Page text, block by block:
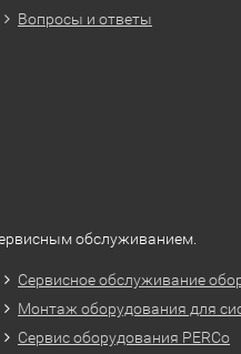
Вопросы и ответы
обслуживанием.
Сервисное обслуживание
Монтаж оборудования для
Сервис оборудования PERCo